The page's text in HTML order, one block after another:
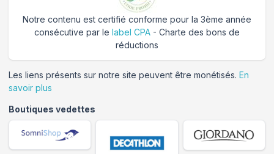
Notre contenu est certifié conforme pour la 3ème année
consécutive par le label CPA - Charte des bons de
réductions
Les liens présents sur notre site peuvent être monétisés. En
savoir plus
Boutiques vedettes